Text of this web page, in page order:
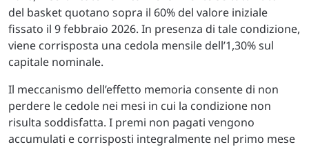
del basket quotano sopra il 60% del valore iniziale
fissato il 9 febbraio 2026. In presenza di tale condizione,
viene corrisposta una cedola mensile dell’1,30% sul
capitale nominale.
Il meccanismo dell’effetto memoria consente di non
perdere le cedole nei mesi in cui la condizione non
risulta soddisfatta. I premi non pagati vengono
accumulati e corrisposti integralmente nel primo mese